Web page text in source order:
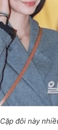
Cặp đôi này